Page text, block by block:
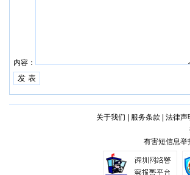
内容：
关于我们 服务条款 法律声
有害短信息举